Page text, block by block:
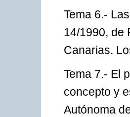
Tema 6.-
14/1990, de
Canarias.
Tema 7.- El
concepto y
Autónoma